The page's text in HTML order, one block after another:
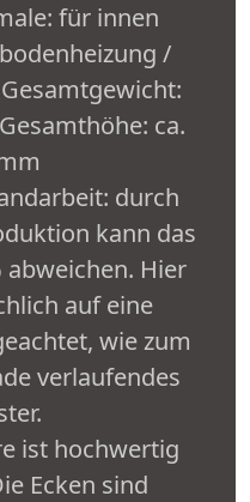
für innen
/
ca.
durch
kann das
abweichen. Hier
auf eine
wie zum
verlaufendes
ist hochwertig
Ecken sind